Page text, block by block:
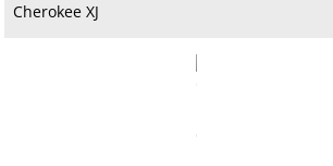
Cherokee XJ